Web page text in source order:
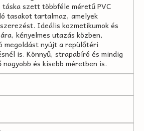
szett többféle méretű PVC
tasakot tartalmaz, amelyek
Ideális kozmetikumok és
kényelmes utazás közben,
megoldást nyújt a repülőtéri
is. Könnyű, strapabíró és mindig
és kisebb méretben is.